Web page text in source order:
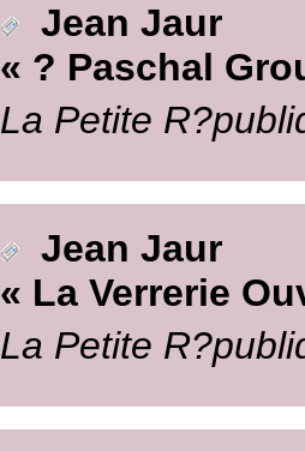
Jean Jaur
« ? Paschal
La Petite
Jean Jaur
« La Verrerie
La Petite